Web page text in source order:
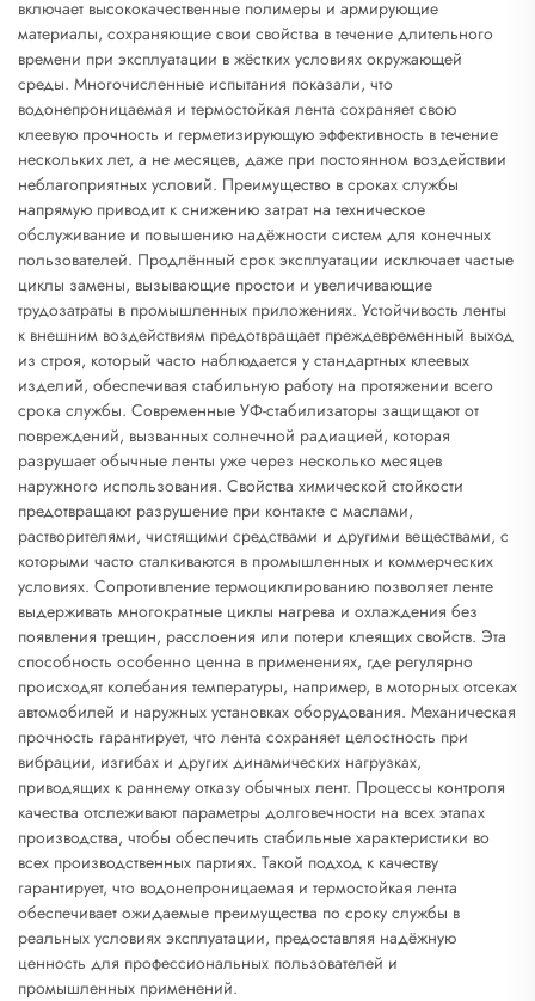
включает высококачественные полимеры и армирующие
материалы, сохраняющие свои свойства в течение длительного
времени при эксплуатации в жёстких условиях окружающей
среды. Многочисленные испытания показали, что
водонепроницаемая и термостойкая лента сохраняет свою
клеевую прочность и герметизирующую эффективность в течение
нескольких лет, а не месяцев, даже при постоянном воздействии
неблагоприятных условий. Преимущество в сроках службы
напрямую приводит к снижению затрат на техническое
обслуживание и повышению надёжности систем для конечных
пользователей. Продлённый срок эксплуатации исключает частые
циклы замены, вызывающие простои и увеличивающие
трудозатраты в промышленных приложениях. Устойчивость ленты
к внешним воздействиям предотвращает преждевременный выход
из строя, который часто наблюдается у стандартных клеевых
изделий, обеспечивая стабильную работу на протяжении всего
срока службы. Современные УФ-стабилизаторы защищают от
повреждений, вызванных солнечной радиацией, которая
разрушает обычные ленты уже через несколько месяцев
наружного использования. Свойства химической стойкости
предотвращают разрушение при контакте с маслами,
растворителями, чистящими средствами и другими веществами, с
которыми часто сталкиваются в промышленных и коммерческих
условиях. Сопротивление термоциклированию позволяет ленте
выдерживать многократные циклы нагрева и охлаждения без
появления трещин, расслоения или потери клеящих свойств. Эта
способность особенно ценна в применениях, где регулярно
происходят колебания температуры, например, в моторных отсеках
автомобилей и наружных установках оборудования. Механическая
прочность гарантирует, что лента сохраняет целостность при
вибрации, изгибах и других динамических нагрузках,
приводящих к раннему отказу обычных лент. Процессы контроля
качества отслеживают параметры долговечности на всех этапах
производства, чтобы обеспечить стабильные характеристики во
всех производственных партиях. Такой подход к качеству
гарантирует, что водонепроницаемая и термостойкая лента
обеспечивает ожидаемые преимущества по сроку службы в
реальных условиях эксплуатации, предоставляя надёжную
ценность для профессиональных пользователей и
промышленных применений.